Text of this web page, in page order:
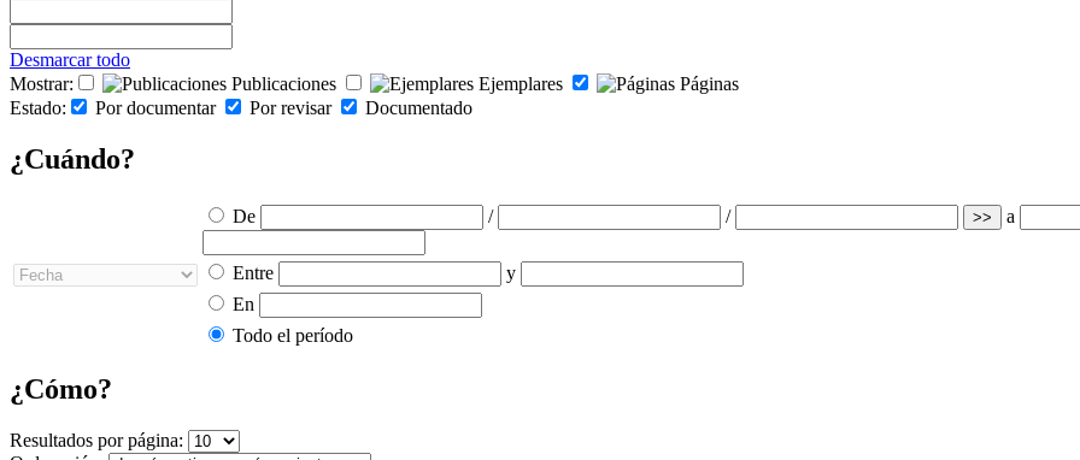
Desmarcar todo
Mostrar:
Publicaciones Ejemplares
Páginas
Estado:
Por documentar Por revisar Documentado
¿Cuándo?
De / / a
Entre
y
En
Todo el período
¿Cómo?
Resultados por página: